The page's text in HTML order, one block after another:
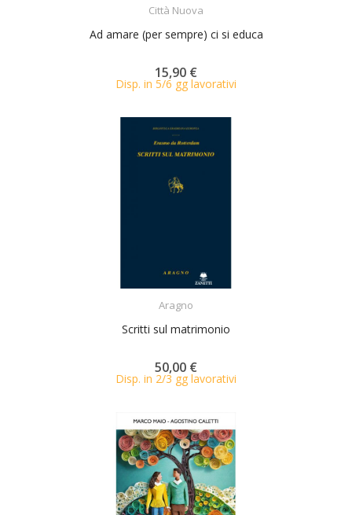
Città Nuova
Ad amare (per sempre) ci si educa
15,90 €
Disp. in 5/6 gg lavorativi
Aragno
Scritti sul matrimonio
50,00 €
Disp. in 2/3 gg lavorativi